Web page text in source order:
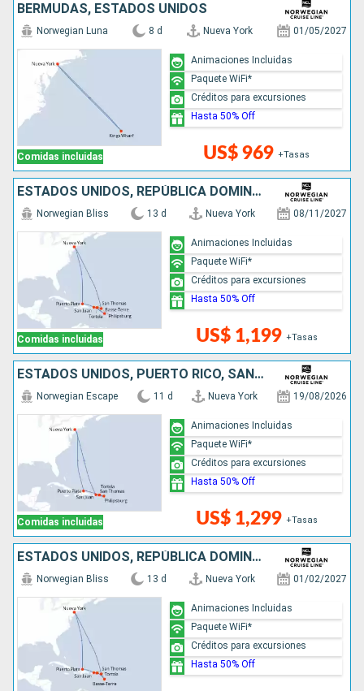
BERMUDAS, ESTADOS UNIDOS
Comidas incluidas
Norwegian Luna 8 d Nueva York 01/05/2027
US$ 969 +Tasas
Animaciones Incluidas
Paquete WiFi*
Créditos para excursiones
Hasta 50% Off
ESTADOS UNIDOS, REPÚBLICA DOMINICANA, PUERTO RICO, SAN MARTÍN
Comidas incluidas
Norwegian Bliss 13 d Nueva York 08/11/2027
US$ 1,199 +Tasas
Animaciones Incluidas
Paquete WiFi*
Créditos para excursiones
Hasta 50% Off
ESTADOS UNIDOS, PUERTO RICO, SAN MARTÍN, REPÚBLICA DOMINICANA
Comidas incluidas
Norwegian Escape 11 d Nueva York 19/08/2026
US$ 1,299 +Tasas
Animaciones Incluidas
Paquete WiFi*
Créditos para excursiones
Hasta 50% Off
ESTADOS UNIDOS, REPÚBLICA DOMINICANA, PUERTO RICO, SAN MARTÍN
Norwegian Bliss 13 d Nueva York 01/02/2027
Animaciones Incluidas
Paquete WiFi*
Créditos para excursiones
Hasta 50% Off